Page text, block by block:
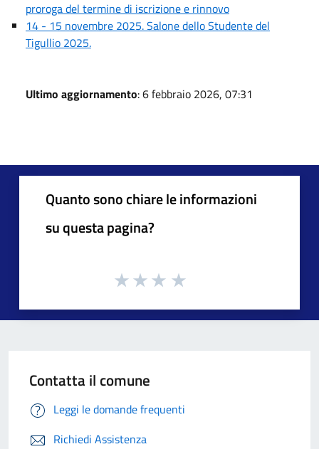
proroga del termine di iscrizione e rinnovo
14 - 15 novembre 2025. Salone dello Studente del
Tigullio 2025.
Ultimo aggiornamento: 6 febbraio 2026, 07:31
Quanto sono chiare le informazioni
su questa pagina?
Contatta il comune
Leggi le domande frequenti
Richiedi Assistenza